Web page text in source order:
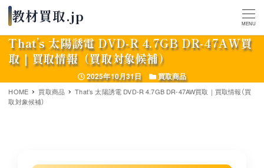
MENU
That’s 太陽誘電 DVD-R 4.7GB DR-47AW買
取｜買取情報（買取対象候補）
投稿日
2025年10月31日 カテゴリー
買取商品
HOME 買取商品
That’s 太陽誘電 DVD-R 4.7GB DR-47AW買取｜買取情報（買
取対象候補）